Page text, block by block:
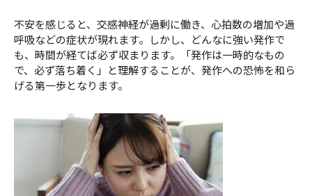
不安を感じると、交感神経が過剰に働き、心拍数の増加や過
呼吸などの症状が現れます。しかし、どんなに強い発作で
も、時間が経てば必ず収まります。「発作は一時的なもの
で、必ず落ち着く」と理解することが、発作への恐怖を和ら
げる第一歩となります。